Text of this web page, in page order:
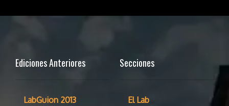
Ediciones Anteriores
LabGuion 2013
Secciones
El Lab